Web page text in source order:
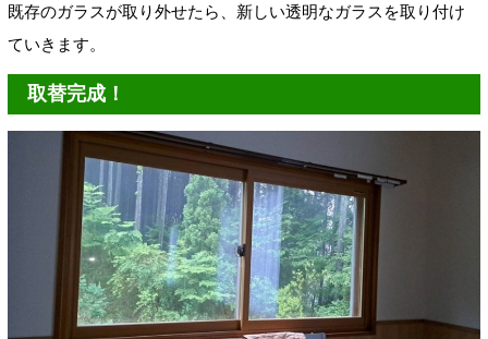
既存のガラスが取り外せたら、新しい透明なガラスを取り付け
ていきます。
取替完成！